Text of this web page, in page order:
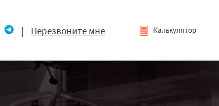
| Перезвоните мне Калькулятор